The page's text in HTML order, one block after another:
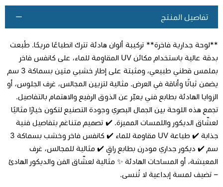
تفاصيل المنتج
**لوحة جدارية فاخرة** تركيبة ألوان هادئة تترك انطباعًا مريحًا. طُبعت
بدقة عالية باستخدام مكائن UV المقاوِمة للماء، على كانفس فاخر
بملمس قطني طبيعي، ومثبتة على إطار خشبي متين بسماكة 3 سم
يضمن ثباتًا وأناقة في العرض. مثالية لتزيين المجالس، غرف الجلوس، أو
الزوايا الهادئة بطابع فني يعبّر عن الذوق الرفيع والاهتمام بالتفاصيل.
تجمع هذه اللوحة بين الجمال البصري وجودة التصنيع لتكون خيارًا مثاليًا
لعشّاق الديكور واللمسات المميزة. ✔️ تصميم متناغم بتفاصيل فنية
جذابة ✔️ طباعة UV مقاومة للماء ✔️ كانفس فاخر وخشب بسماكة 3
سم ✔️ ديكور جداري مودرن بطابع راقٍ ✔️ مثالية للمجالس، غرف
المعيشة، أو المساحات الهادئة ✨ مثالية لعشّاق الفن والديكور الهادئ
– تضيف لمسة إبداعية لا تُنسى.